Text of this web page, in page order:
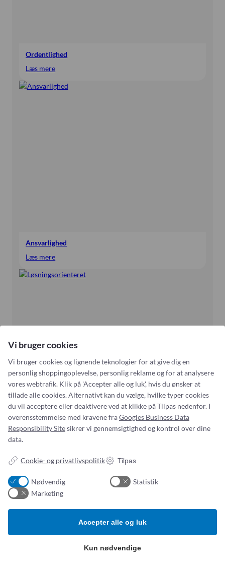
Ordentlighed
Læs mere:
Ansvarlighed
Læs mere:
Løsningsorienteret
Løsningsorienteret
Addresse: Om os
Nyheder
Vi bruger cookies
Vi bruger cookies og lignende teknologier for at give dig en
personlig shoppingoplevelse, personlig reklame og for at analysere
vores webtrafik. Klik på 'Accepter alle og luk', hvis du ønsker at
tillade alle cookies. Alternativt kan du vælge, hvilke typer cookies
du vil acceptere eller deaktivere ved at klikke på Tilpas nedenfor. I
overensstemmelse med kravene fraGoogles Business Data
Responsibility Sitesikrer vi gennemsigtighed og kontrol over dine
data.
Cookie- og privatlivspolitik Tilpas
Nødvendig
Statistik
Marketing
Kun nødvendige
Accepter alle og luk